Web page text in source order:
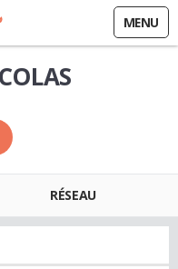
MENU
RÉSEAU